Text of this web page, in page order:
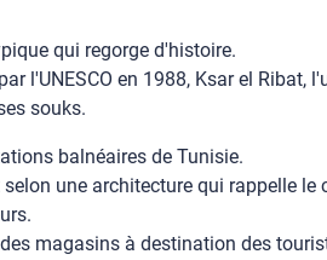
qui regorge d'histoire.
l'UNESCO en 1988, Ksar el
souks.
balnéaires de Tunisie.
une architecture qui rappelle
magasins à destination des